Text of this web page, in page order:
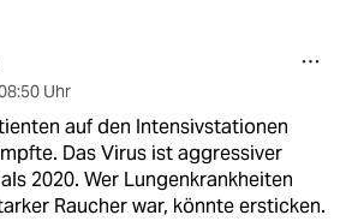
Uhr
auf den Intensivstationen
Das Virus ist aggressiver
2020. Wer Lungenkrankheiten
Raucher war, könnte ersticken.